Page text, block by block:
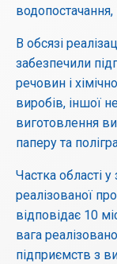
В обсязі
забезпечили
речовин і
виробів, іншої
виготовлення
паперу та
Частка області
реалізованої
відповідає 10
вага
підприємств з